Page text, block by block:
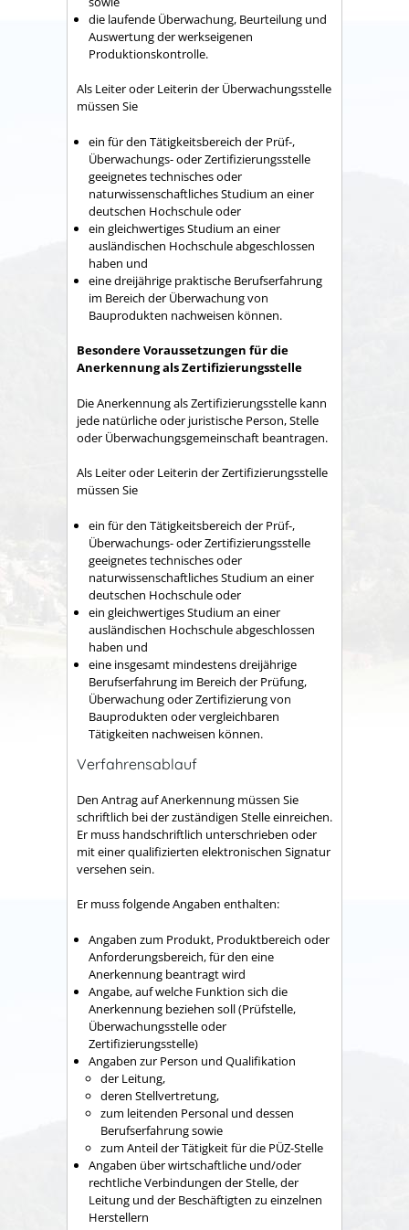
die laufende Überwachung, Beurteilung und
Auswertung der werkseigenen
Produktionskontrolle.
Als Leiter oder Leiterin der Überwachungsstelle
müssen Sie
ein für den Tätigkeitsbereich der Prüf-,
Überwachungs- oder Zertifizierungsstelle
geeignetes technisches oder
naturwissenschaftliches Studium an einer
deutschen Hochschule oder
ein gleichwertiges Studium an einer
ausländischen Hochschule abgeschlossen
haben und
eine dreijährige praktische Berufserfahrung
im Bereich der Überwachung von
Bauprodukten nachweisen können.
Besondere Voraussetzungen für die
Anerkennung als Zertifizierungsstelle
Die Anerkennung als Zertifizierungsstelle kann
jede natürliche oder juristische Person, Stelle
oder Überwachungsgemeinschaft beantragen.
Als Leiter oder Leiterin der Zertifizierungsstelle
müssen Sie
ein für den Tätigkeitsbereich der Prüf-,
Überwachungs- oder Zertifizierungsstelle
geeignetes technisches oder
naturwissenschaftliches Studium an einer
deutschen Hochschule oder
ein gleichwertiges Studium an einer
ausländischen Hochschule abgeschlossen
haben und
eine insgesamt mindestens dreijährige
Berufserfahrung im Bereich der Prüfung,
Überwachung oder Zertifizierung von
Bauprodukten oder vergleichbaren
Tätigkeiten nachweisen können.
Verfahrensablauf
Den Antrag auf Anerkennung müssen Sie
schriftlich bei der zuständigen Stelle einreichen.
Er muss handschriftlich unterschrieben oder
mit einer qualifizierten elektronischen Signatur
versehen sein.
Er muss folgende Angaben enthalten:
Angaben zum Produkt, Produktbereich oder
Anforderungsbereich, für den eine
Anerkennung beantragt wird
Angabe, auf welche Funktion sich die
Anerkennung beziehen soll (Prüfstelle,
Überwachungsstelle oder
Zertifizierungsstelle)
Angaben zur Person und Qualifikation
der Leitung,
deren Stellvertretung,
zum leitenden Personal und dessen
Berufserfahrung sowie
zum Anteil der Tätigkeit für die PÜZ-Stelle
Angaben über wirtschaftliche und/oder
rechtliche Verbindungen der Stelle, der
Leitung und der Beschäftigten zu einzelnen
Herstellern